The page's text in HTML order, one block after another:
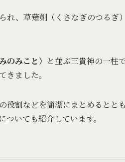
れ、草薙剣（くさなぎのつるぎ
のみこと） と並ぶ三貴神の一柱
ました。
役割などを簡潔にまとめるとと
いても紹介しています。